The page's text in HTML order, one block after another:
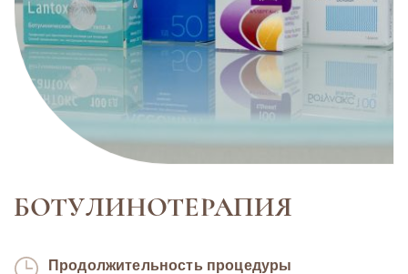
БОТУЛИНОТЕРАПИЯ
Продолжительность процедуры